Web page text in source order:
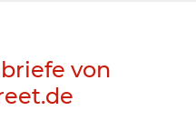
von